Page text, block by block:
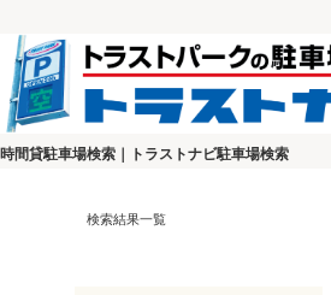
時間貸駐車場検索｜トラストナビ駐車場検索
検索結果一覧